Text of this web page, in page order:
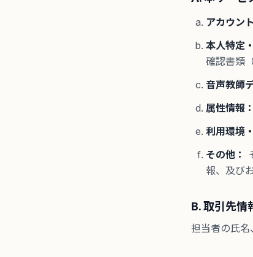
アカウン
本人特定
確認書類
音声教師
属性情報：
利用環境
その他：
報、及び
B. 取引先情
担当者の氏